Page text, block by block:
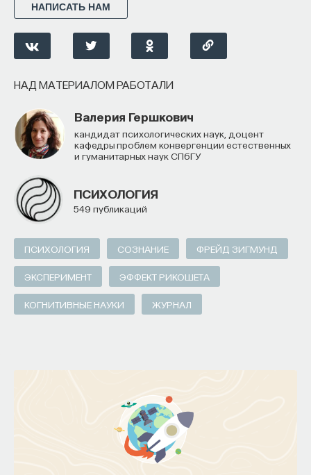
НАПИСАТЬ НАМ
НАД МАТЕРИАЛОМ РАБОТАЛИ
Валерия Гершкович
кандидат психологических наук, доцент
кафедры проблем конвергенции естественных
и гуманитарных наук СПбГУ
ПСИХОЛОГИЯ
549 публикаций
ПСИХОЛОГИЯ СОЗНАНИЕ ФРЕЙД ЗИГМУНД
ЭКСПЕРИМЕНТ ЭФФЕКТ РИКОШЕТА
КОГНИТИВНЫЕ НАУКИ ЖУРНАЛ
Внеси свой вклад в дело
просвещения!